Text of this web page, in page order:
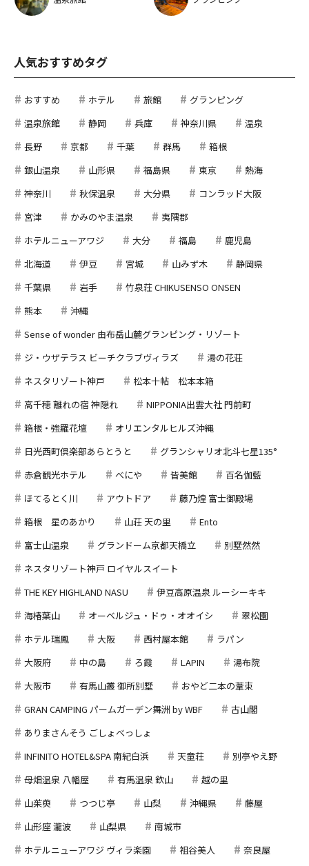
人気おすすめタグ
おすすめ ホテル 旅館
グランピング
温泉旅館
静岡 兵庫 神奈川県
温泉
長野
京都 千葉 群馬
箱根
銀山温泉
山形県 福島県 東京
熱海
神奈川
秋保温泉 大分県
コンラッド大阪
宮津
かみのやま温泉
夷隅郡
ホテルニューアワジ
大分 福島
鹿児島
北海道
伊豆 宮城 山みず木
静岡県
千葉県
岩手
竹泉荘 CHIKUSENSO ONSEN
熊本
沖縄
Sense of wonder 由布岳山麓グランピング・リゾート
ジ・ウザテラス ビーチクラブヴィラズ
湯の花荘
ネスタリゾート神戸
松本十帖 松本本箱
高千穂 離れの宿 神隠れ
NIPPONIA出雲大社 門前町
箱根・強羅花壇
オリエンタルヒルズ沖縄
日光西町倶楽部あらとうと
グランシャリオ北斗七星135°
赤倉観光ホテル
べにや 皆美館
百名伽藍
ほてるとく川
アウトドア
藤乃煌 富士御殿場
箱根 星のあかり
山荘 天の里
Ento
富士山温泉
グランドーム京都天橋立
別墅然然
ネスタリゾート神戸 ロイヤルスイート
THE KEY HIGHLAND NASU
伊豆高原温泉 ルーシーキキ
海椿葉山
オーベルジュ・ドゥ・オオイシ
翠松園
ホテル瑞鳳
大阪 西村屋本館
ラパン
大阪府
中の島 ろ霞 LAPIN
湯布院
大阪市
有馬山叢 御所別墅
おやど二本の葦束
GRAN CAMPING パームガーデン舞洲 by WBF
古山閣
ありまさんそう ごしょべっしょ
INFINITO HOTEL&SPA 南紀白浜
天童荘
別亭やえ野
母畑温泉 八幡屋
有馬温泉 欽山
越の里
山茱萸
つつじ亭 山梨 沖縄県
藤屋
山形座 瀧波
山梨県
南城市
ホテルニューアワジ ヴィラ楽園
祖谷美人
奈良屋